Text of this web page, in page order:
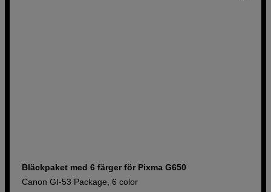
Bläckpaket med 6 färger för Pixma G650
Canon GI-53 Package, 6 color